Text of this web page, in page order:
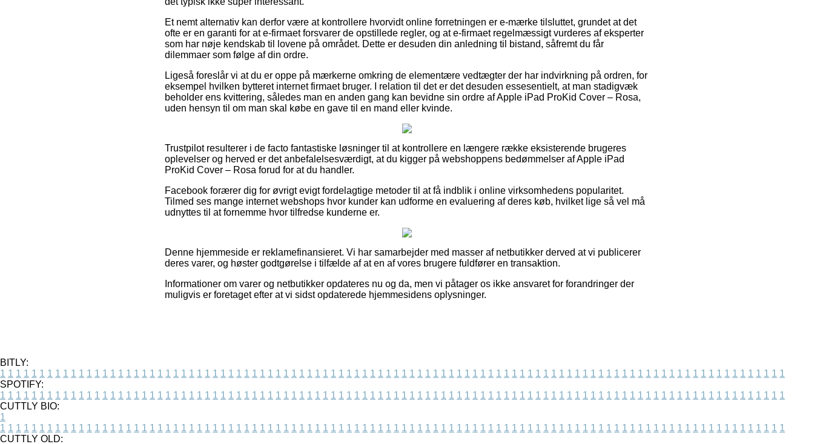
Et nemt alternativ kan derfor være at kontrollere hvorvidt online forretningen er e-mærke tilsluttet, grundet at det
ofte er en garanti for at e-firmaet forsvarer de opstillede regler, og at e-firmaet regelmæssigt vurderes af eksperter
som har nøje kendskab til lovene på området. Dette er desuden din anledning til bistand, såfremt du får
dilemmaer som følge af din ordre.
Ligeså foreslår vi at du er oppe på mærkerne omkring de elementære vedtægter der har indvirkning på ordren, for
eksempel hvilken bytteret internet firmaet bruger. I relation til det er det desuden essesentielt, at man stadigvæk
beholder ens kvittering, således man en anden gang kan bevidne sin ordre af Apple iPad ProKid Cover – Rosa,
uden hensyn til om man skal købe en gave til en mand eller kvinde.
Trustpilot resulterer i de facto fantastiske løsninger til at kontrollere en længere række eksisterende brugeres
oplevelser og herved er det anbefalelsesværdigt, at du kigger på webshoppens bedømmelser af Apple iPad
ProKid Cover – Rosa forud for at du handler.
Facebook forærer dig for øvrigt evigt fordelagtige metoder til at få indblik i online virksomhedens popularitet.
Tilmed ses mange internet webshops hvor kunder kan udforme en evaluering af deres køb, hvilket lige så vel må
udnyttes til at fornemme hvor tilfredse kunderne er.
Denne hjemmeside er reklamefinansieret. Vi har samarbejder med masser af netbutikker derved at vi publicerer
deres varer, og høster godtgørelse i tilfælde af at en af vores brugere fuldfører en transaktion.
Informationer om varer og netbutikker opdateres nu og da, men vi påtager os ikke ansvaret for forandringer der
muligvis er foretaget efter at vi sidst opdaterede hjemmesidens oplysninger.
BITLY:
1 1 1 1 1 1 1 1 1 1 1 1 1 1 1 1 1 1 1 1 1 1 1 1 1 1 1 1 1 1 1 1 1 1 1 1 1 1 1 1 1 1 1 1 1 1 1 1 1 1 1 1 1 1 1 1 1 1 1 1 1 1 1 1 1 1 1 1 1 1 1 1 1 1 1 1 1 1 1 1 1 1 1 1 1 1 1 1 1 1 1 1 1 1 1 1 1 1 1 1
SPOTIFY:
1 1 1 1 1 1 1 1 1 1 1 1 1 1 1 1 1 1 1 1 1 1 1 1 1 1 1 1 1 1 1 1 1 1 1 1 1 1 1 1 1 1 1 1 1 1 1 1 1 1 1 1 1 1 1 1 1 1 1 1 1 1 1 1 1 1 1 1 1 1 1 1 1 1 1 1 1 1 1 1 1 1 1 1 1 1 1 1 1 1 1 1 1 1 1 1 1 1 1 1
CUTTLY BIO:
1
1 1 1 1 1 1 1 1 1 1 1 1 1 1 1 1 1 1 1 1 1 1 1 1 1 1 1 1 1 1 1 1 1 1 1 1 1 1 1 1 1 1 1 1 1 1 1 1 1 1 1 1 1 1 1 1 1 1 1 1 1 1 1 1 1 1 1 1 1 1 1 1 1 1 1 1 1 1 1 1 1 1 1 1 1 1 1 1 1 1 1 1 1 1 1 1 1 1 1 1
CUTTLY OLD: